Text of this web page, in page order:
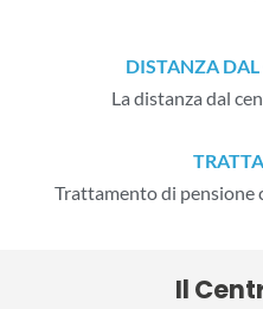
DISTANZA
La distanza dal
Trattamento di pensione
Il